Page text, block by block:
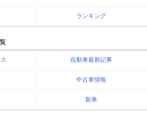
ランキング
自動車最新記事
中古車情報
新車